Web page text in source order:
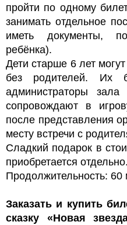
пройти по одному
занимать отдельное
иметь документы,
ребёнка).
Дети старше 6 лет
без родителей. Их
администраторы
сопровождают в
после представления
месту встречи с
Сладкий подарок в
приобретается отдельно.
Продолжительность: 60
Заказать и купить
сказку «Новая